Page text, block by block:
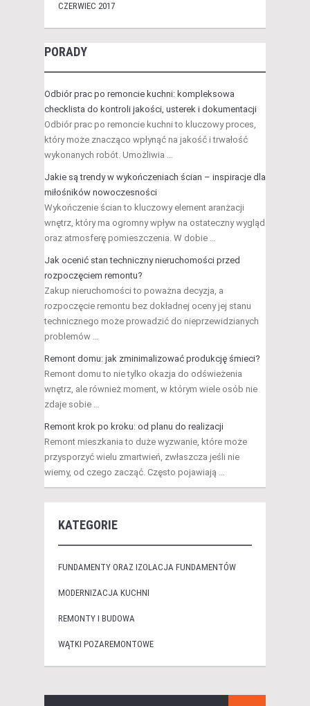
CZERWIEC 2017
PORADY
Odbiór prac po remoncie kuchni: kompleksowa
checklista do kontroli jakości, usterek i dokumentacji
Odbiór prac po remoncie kuchni to kluczowy proces,
który może znacząco wpłynąć na jakość i trwałość
wykonanych robót. Umożliwia …
Jakie są trendy w wykończeniach ścian – inspiracje dla
miłośników nowoczesności
Wykończenie ścian to kluczowy element aranżacji
wnętrz, który ma ogromny wpływ na ostateczny wygląd
oraz atmosferę pomieszczenia. W dobie …
Jak ocenić stan techniczny nieruchomości przed
rozpoczęciem remontu?
Zakup nieruchomości to poważna decyzja, a
rozpoczęcie remontu bez dokładnej oceny jej stanu
technicznego może prowadzić do nieprzewidzianych
problemów …
Remont domu: jak zminimalizować produkcję śmieci?
Remont domu to nie tylko okazja do odświeżenia
wnętrz, ale również moment, w którym wiele osób nie
zdaje sobie …
Remont krok po kroku: od planu do realizacji
Remont mieszkania to duże wyzwanie, które może
przysporzyć wielu zmartwień, zwłaszcza jeśli nie
wiemy, od czego zacząć. Często pojawiają …
KATEGORIE
FUNDAMENTY ORAZ IZOLACJA FUNDAMENTÓW
MODERNIZACJA KUCHNI
REMONTY I BUDOWA
WĄTKI POZAREMONTOWE